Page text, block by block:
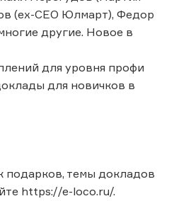
(ex-CEO Юлмарт), Федор
другие. Новое в
для уровня профи
для новичков в
подарков, темы докладов
https://e-loco.ru/.